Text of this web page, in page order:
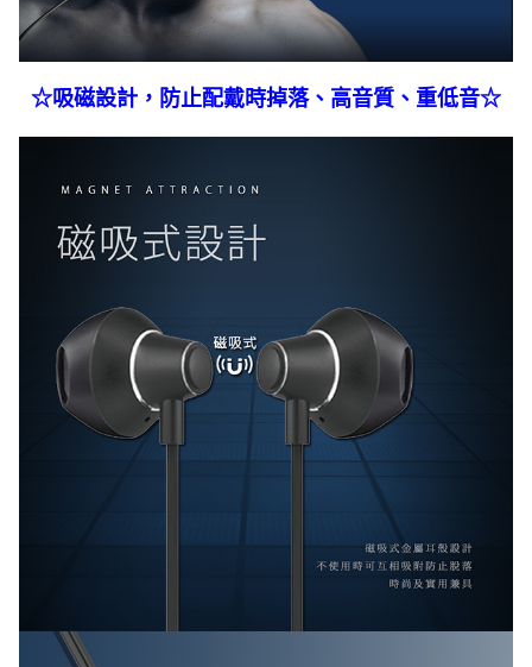
☆吸磁設計，防止配戴時掉落、 高音質、重低音☆